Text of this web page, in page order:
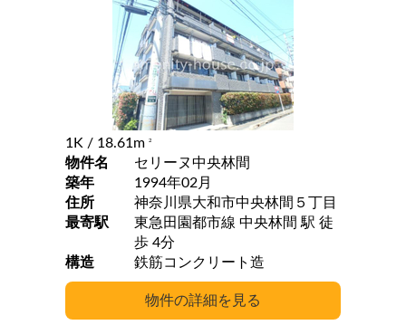
1K / 18.61m 2
物件名
セリーヌ中央林間
築年
1994年02月
住所
神奈川県大和市中央林間５丁目
最寄駅
東急田園都市線 中央林間 駅 徒
歩 4分
構造
鉄筋コンクリート造